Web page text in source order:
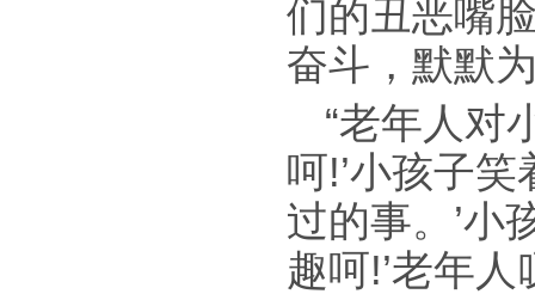
们的丑恶嘴
奋斗，默默
“老年人对
呵!’小孩子
过的事。’小
趣呵!’老年